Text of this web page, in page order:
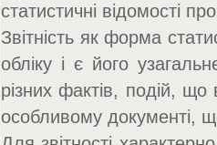
статистичні відомості
Звітність як форма
обліку і є його
різних фактів, подій,
особливому документі,